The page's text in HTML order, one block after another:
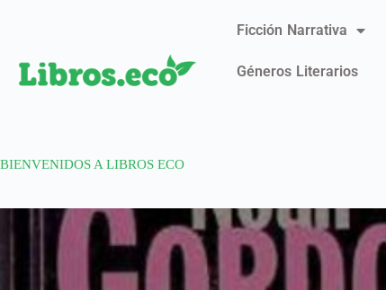
Ficción Narrativa
Géneros Literarios
BIENVENIDOS A LIBROS ECO